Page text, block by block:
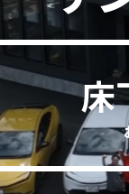
床